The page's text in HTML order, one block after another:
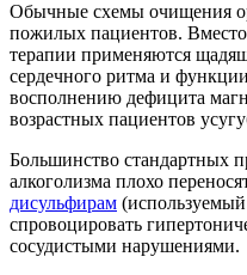
Обычные схемы очищения
пожилых пациентов.
терапии применяются
сердечного ритма и
восполнению дефицита
возрастных пациентов
Большинство стандартных
алкоголизма плохо
дисульфирам
спровоцировать
сосудистыми нарушениями.